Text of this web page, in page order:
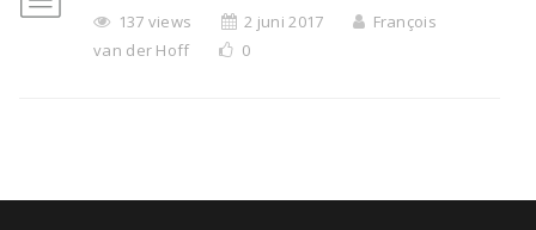
137 views 2 juni 2017
François
van der Hoff
0